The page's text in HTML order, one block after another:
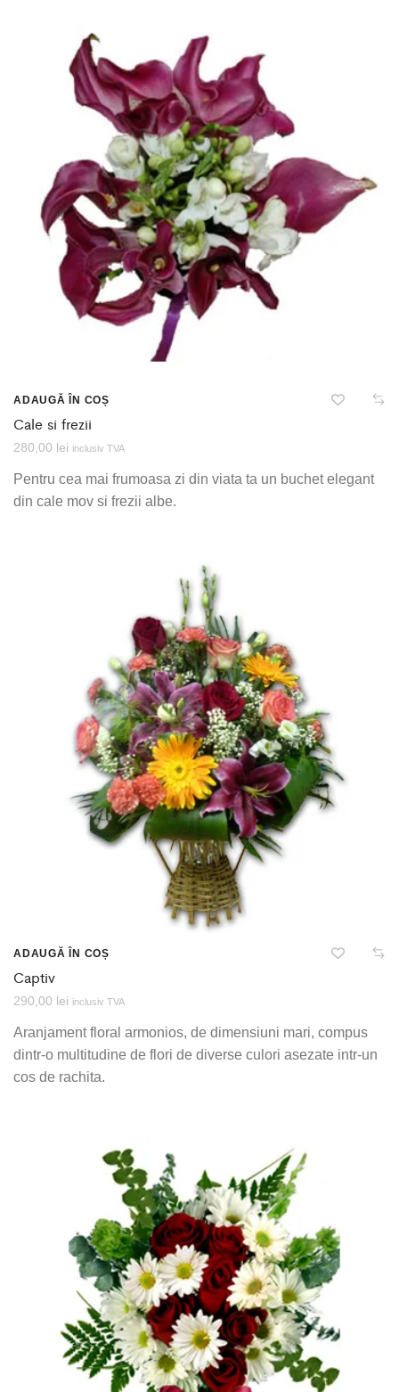
ADAUGĂ ÎN COȘ
Cale si frezii
280,00 lei inclusiv TVA
Pentru cea mai frumoasa zi din viata ta un buchet elegant
din cale mov si frezii albe.
ADAUGĂ ÎN COȘ
Captiv
290,00 lei inclusiv TVA
Aranjament floral armonios, de dimensiuni mari, compus
dintr-o multitudine de flori de diverse culori asezate intr-un
cos de rachita.